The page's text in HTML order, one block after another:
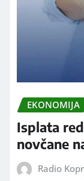
EKONOMIJA
Isplata
novčane
Radio